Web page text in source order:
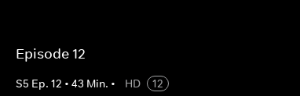
Episode 12
S5 Ep. 12 • 43 Min. • HD
12